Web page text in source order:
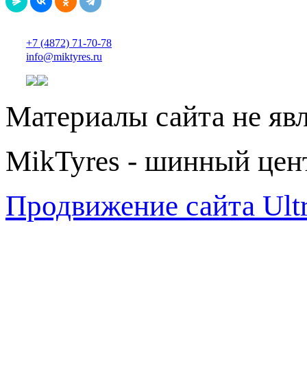
+7 (4872) 71-70-78
info@miktyres.ru
Материалы сайта не
MikTyres - шинный
Продвижение сайта